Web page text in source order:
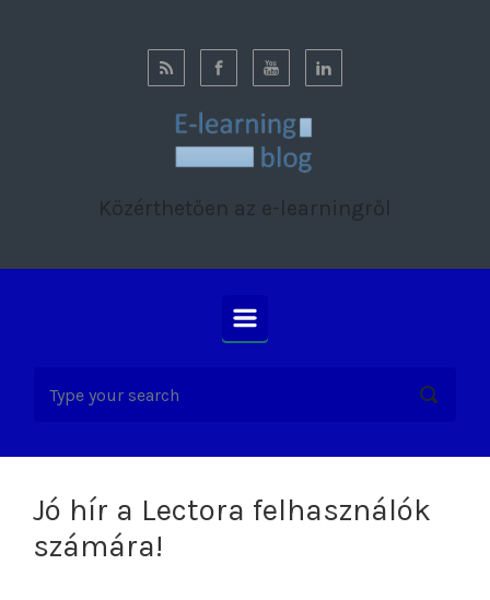
Közérthetően az e-learningről
Jó hír a Lectora felhasználók
számára!